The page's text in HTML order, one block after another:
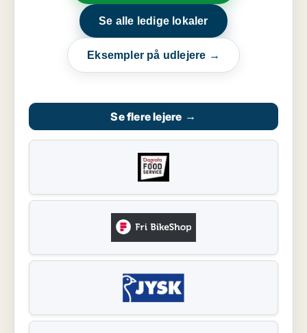
Se alle ledige lokaler
Eksempler på udlejere →
Se flere lejere →